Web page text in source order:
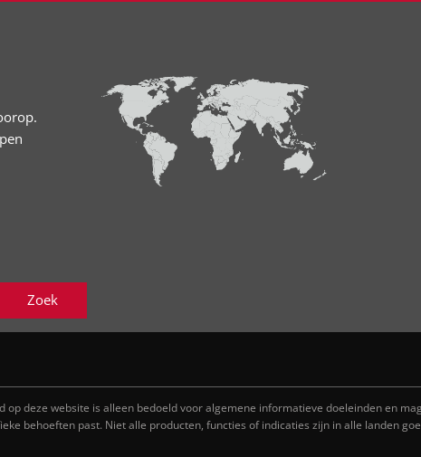
Zoek
deze website is alleen bedoeld voor algemene informatieve doeleinden en
behoeften past. Niet alle producten, functies of indicaties zijn in alle landen